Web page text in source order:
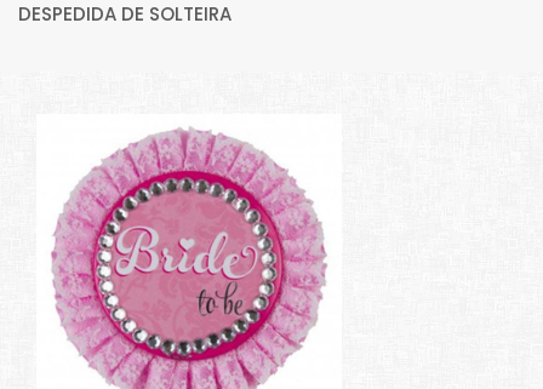
DESPEDIDA DE SOLTEIRA